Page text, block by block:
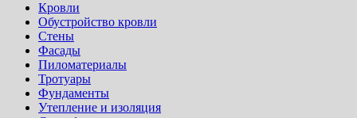
Кровли
Обустройство кровли
Стены
Фасады
Пиломатериалы
Тротуары
Фундаменты
Утепление и изоляция